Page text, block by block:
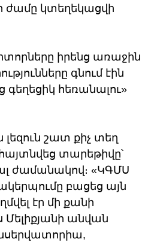
ժամը կտեղեկացվի
իրենց առաջին
գնում էին
հեռանալու»
շատ քիչ տեղ
տարեթիվը՝
ժամանակով։ «ԿԳՄՍ
բացեց այն
էր մի քանի
անվան